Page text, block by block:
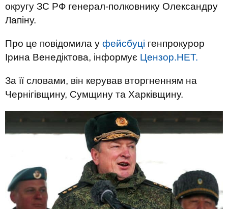
округу ЗС РФ генерал-полковнику Олександру
Лапіну.
Про це повідомила у фейсбуці генпрокурор
Ірина Венедіктова, інформує Цензор.НЕТ.
За її словами, він керував вторгненням на
Чернігівщину, Сумщину та Харківщину.